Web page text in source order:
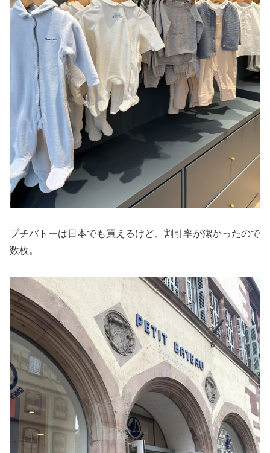
プチバトーは日本でも買えるけど、割引率が潔かったので
数枚。